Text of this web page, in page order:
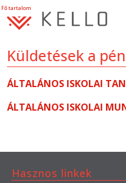
Fő tartalom
Küldetések a
ÁLTALÁNOS ISKOLAI
ÁLTALÁNOS ISKOLAI
Hasznos linkek